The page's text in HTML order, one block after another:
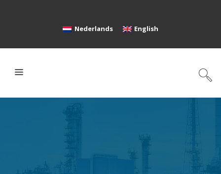
Nederlands English